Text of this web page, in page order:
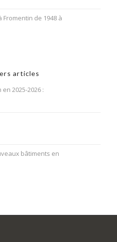
Fromentin de 1948 à
articles
2025-2026 :
bâtiments en